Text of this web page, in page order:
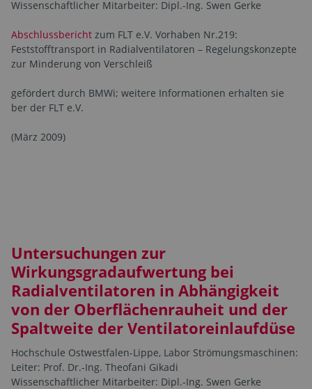
Wissenschaftlicher Mitarbeiter: Dipl.-Ing. Swen Gerke
Abschlussbericht zum FLT e.V. Vorhaben Nr.219:
Feststofftransport in Radialventilatoren – Regelungskonzepte
zur Minderung von Verschleiß
gefördert durch BMWi; weitere Informationen erhalten sie
ber der FLT e.V.
(März 2009)
Untersuchungen zur
Wirkungsgradaufwertung bei
Radialventilatoren in Abhängigkeit
von der Oberflächenrauheit und der
Spaltweite der Ventilatoreinlaufdüse
Hochschule Ostwestfalen-Lippe, Labor Strömungsmaschinen:
Leiter: Prof. Dr.-Ing. Theofani Gikadi
Wissenschaftlicher Mitarbeiter: Dipl.-Ing. Swen Gerke